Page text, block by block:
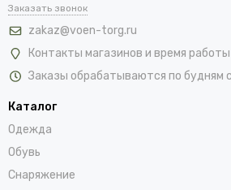
Заказать звонок
zakaz@voen-torg.ru
Контакты магазинов и время работы
Заказы обрабатываются по будням
Каталог
Одежда
Обувь
Снаряжение